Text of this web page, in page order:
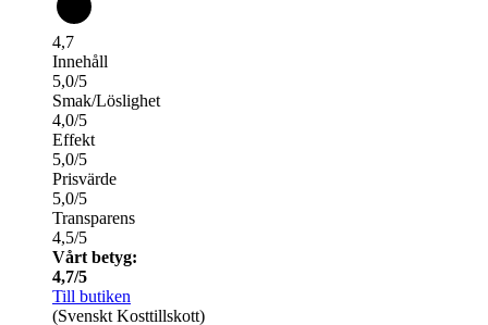
4,7
Innehåll
5,0/5
Smak/Löslighet
4,0/5
Effekt
5,0/5
Prisvärde
5,0/5
Transparens
4,5/5
Vårt betyg:
4,7/5
Till butiken
(Svenskt Kosttillskott)